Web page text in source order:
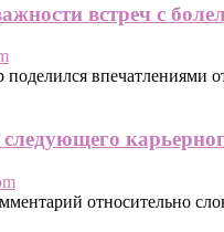
встреч с
впечатлениями
относительно